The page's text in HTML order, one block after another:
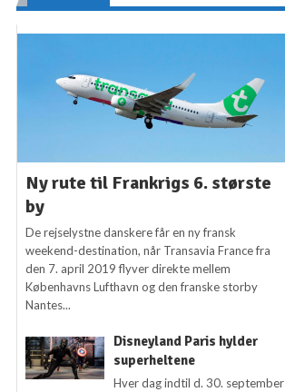
Ny rute til Frankrigs 6. største
by
De rejselystne danskere får en ny fransk
weekend-destination, når Transavia France fra
den 7. april 2019 flyver direkte mellem
Københavns Lufthavn og den franske storby
Nantes...
Disneyland Paris hylder
superheltene
Hver dag indtil d. 30. september